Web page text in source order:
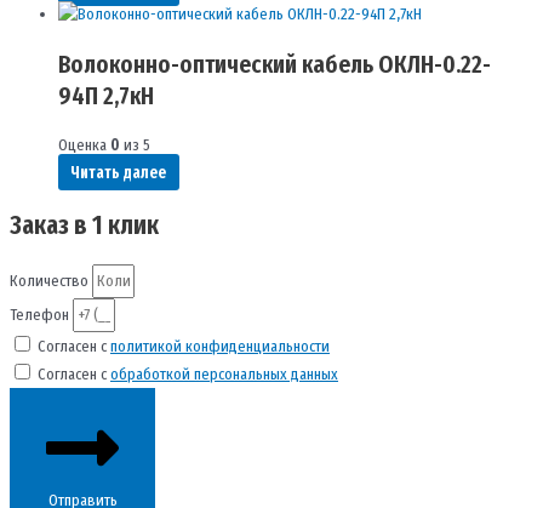
Волоконно-оптический кабель ОКЛН-0.22-
94П 2,7кН
Оценка 0 из 5
Читать далее
Заказ в 1 клик
Количество
Телефон
Согласен сполитикой конфиденциальности
Согласен собработкой персональных данных
Отправить